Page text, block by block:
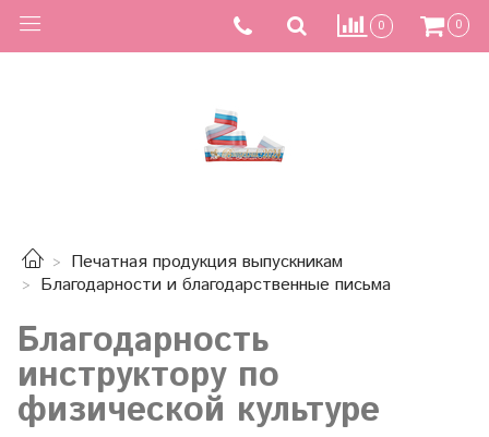
0 0
Печатная продукция выпускникам
Благодарности и благодарственные письма
Благодарность
инструктору по
физической культуре